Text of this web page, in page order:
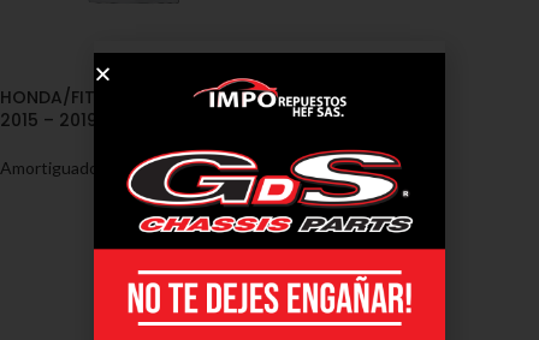
HONDA/FIT [GK – GH – GP]
2015 – 2019 DD
Amortiguadores Honda